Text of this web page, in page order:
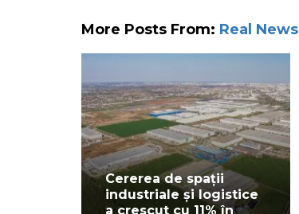
More Posts From: Real News
Cererea de spații
industriale și logistice
a crescut cu 11% în